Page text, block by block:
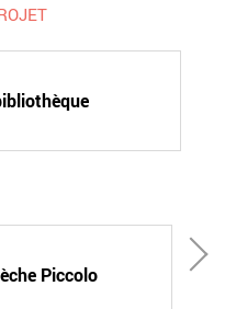
Piccolo